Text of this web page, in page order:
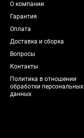
О компании
Гарантия
Оплата
Доставка и сборка
Вопросы
Контакты
Политика в отношении
обработки персональных
данных